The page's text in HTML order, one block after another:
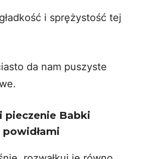
i sprężystość tej
da nam puszyste
pieczenie Babki